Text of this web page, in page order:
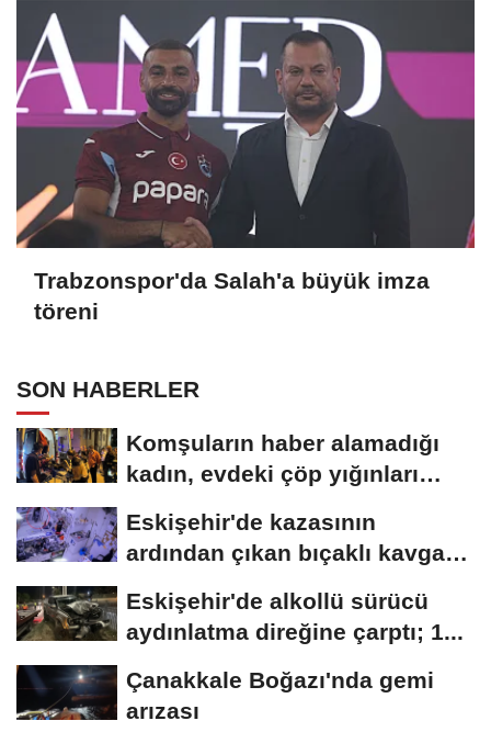
Trabzonspor'da Salah'a büyük imza
töreni
SON HABERLER
Komşuların haber alamadığı
kadın, evdeki çöp yığınları
Eskişehir'de kazasının
ardından çıkan bıçaklı kavga
Eskişehir'de alkollü sürücü
aydınlatma direğine çarptı; 1...
Çanakkale Boğazı'nda gemi
arızası